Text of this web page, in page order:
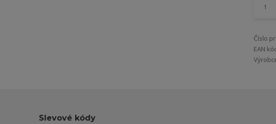
Číslo
EAN
Slevové kódy